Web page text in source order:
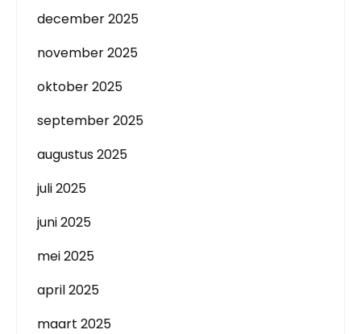
december 2025
november 2025
oktober 2025
september 2025
augustus 2025
juli 2025
juni 2025
mei 2025
april 2025
maart 2025